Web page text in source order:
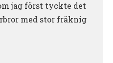
jag först tyckte det
med stor fräknig